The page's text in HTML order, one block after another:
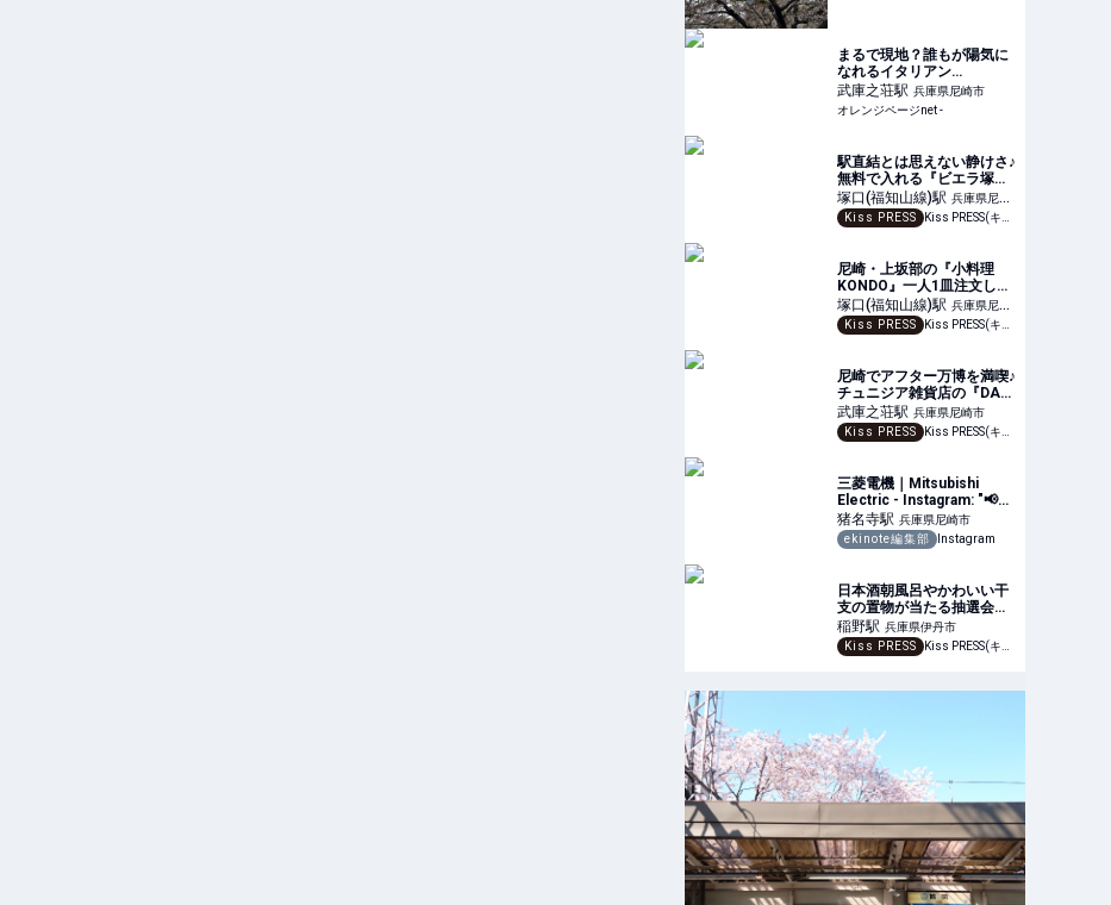
まるで現地？誰もが陽気に
なれるイタリアン
【CASARECCIO/兵庫 尼崎
武庫之荘】 | おいしいもの
武庫之荘駅 兵庫県尼崎市
オレンジページnet -
駅直結とは思えない静けさ♪
無料で入れる『ビエラ塚
口』屋上庭園の夜景が心地
いい
塚口(福知山線)駅 兵庫県尼崎
市Kiss PRESS Kiss PRESS(キッスプレス) | 街を、もっと楽しもう
尼崎・上坂部の『小料理
KONDO』一人1皿注文した
くなる「長芋とイカ塩辛バ
ター炒め」を実食
塚口(福知山線)駅 兵庫県尼崎
市Kiss PRESS Kiss PRESS(キッスプレス) | 街を、もっと楽しもう
尼崎でアフター万博を満喫♪
チュニジア雑貨店の『DAR
YASMINE』を訪問
武庫之荘駅 兵庫県尼崎市
Kiss PRESS
Kiss PRESS(キッスプレス) | 街を、もっと楽しもう
三菱電機｜Mitsubishi
Electric - Instagram: "📢📺
NHK総合「魔改造の夜」に
三菱電機が出場㊗️ 念願の出
場です…！ゴリラちゃんが
術者た
猪名寺駅 兵庫県尼崎市
ekinote編集部
Instagram
日本酒朝風呂やかわいい干
支の置物が当たる抽選会も♪
つかしん天然温泉『湯の華
廊』 尼崎市
稲野駅 兵庫県伊丹市
Kiss PRESS
Kiss PRESS(キッスプレス) | 街を、もっと楽しもう